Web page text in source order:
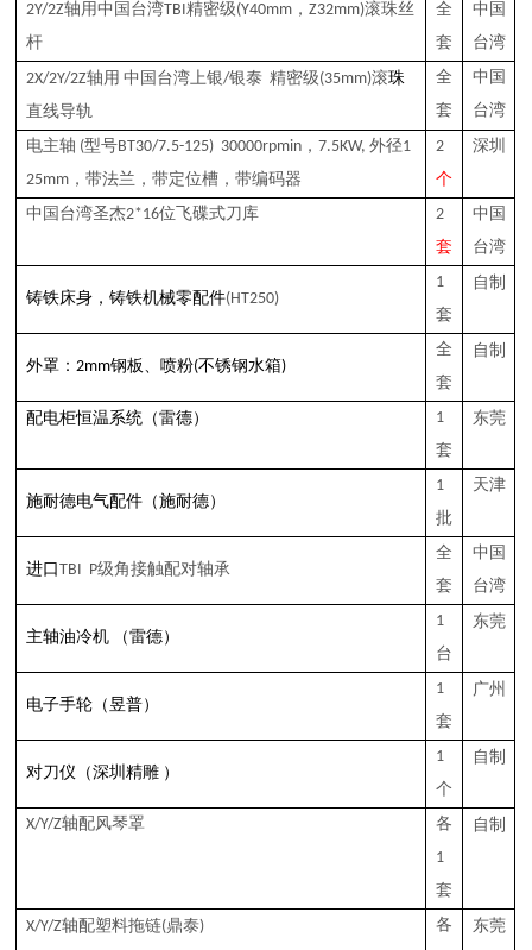
2Y/2Z轴用中国台湾TBI精密级(Y40mm，Z32mm)滚珠丝
杆
全
套
中国
台湾
2X/2Y/2Z轴用 中国台湾上银/银泰 精密级(35mm)滚珠
直线导轨
全
套
中国
台湾
电主轴 (型号BT30/7.5-125) 30000rpmin， 7.5KW, 外径1
25mm，带法兰，带定位槽， 带编码器
2
个
深圳
中国台湾圣杰2*16位飞碟式刀库
2
套
中国
台湾
铸铁床身， 铸铁机械零配件(HT250)
1
套
自制
外罩：2mm钢板、 喷粉(不锈钢水箱)
全
套
自制
配电柜恒温系统（雷德）
1
套
东莞
施耐德电气配件（施耐德）
1
批
天津
进口 TBI P级角接触配对轴承
全
套
中国
台湾
主轴油冷机 （雷德）
1
台
东莞
电子手轮（昱普）
1
套
广州
对刀仪（深圳精雕）
1
个
自制
X/Y/Z轴配风琴罩
各
1
套
自制
X/Y/Z轴配塑料拖链(鼎泰) 各 东莞